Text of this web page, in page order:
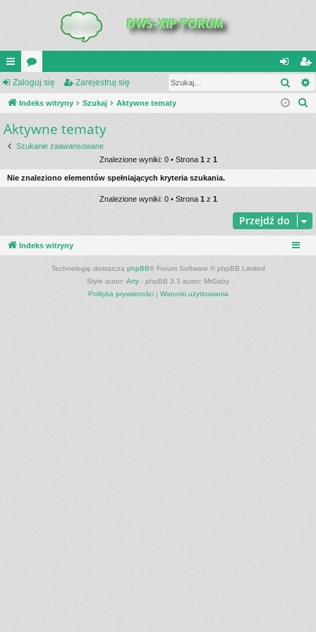
UI
C
K
_L
IN
K
or
a
al
og
ę
ar
ej
j
si
Zaloguj się Zarejestruj się
Indeks witryny Szukaj Aktywne tematy
Aktywne tematy
Szukanie zaawansowane
Znalezione wyniki: 0 • Strona 1 z 1
Nie znaleziono elementów spełniających kryteria szukania.
Znalezione wyniki: 0 • Strona 1z 1
Przejdź do
Indeks witryny
Technologię dostarcza phpBB® Forum Software © phpBB Limited
Style autor: Arty - phpBB 3.3 autor: MrGaby
Polityka prywatności| Warunki użytkowania